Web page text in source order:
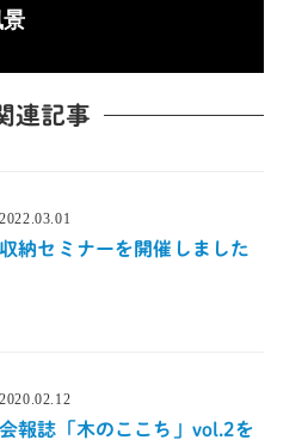
連記事
収納セミナーを開催しました
投稿日
2022.03.01
会報誌「木のここち」vol.2を
2020.02.12